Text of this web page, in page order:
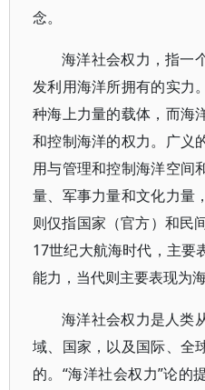
念。
海洋社会权力，指一
发利用海洋所拥有的实力
种海上力量的载体，而海
和控制海洋的权力。广义
用与管理和控制海洋空间
量、军事力量和文化力量
则仅指国家（官方）和
17世纪大航海时代，主要
能力，当代则主要表现为
海洋社会权力是人类
域、国家，以及国际、全
的。“海洋社会权力”论的